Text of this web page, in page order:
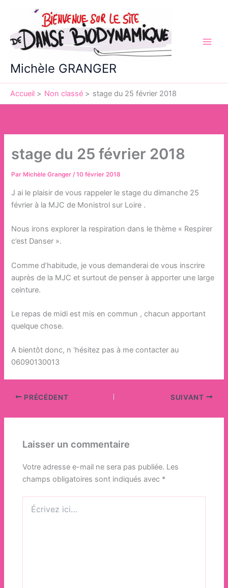
contenu
Michèle GRANGER
Accueil Non classé stage du 25 février 2018
stage du 25 février 2018
Par Michèle Granger/10 février 2018
J ai le plaisir de vous rappeler le stage du dimanche 25
février à la MJC de Monistrol sur Loire .
Nous irons explorer la respiration dans le thème « Respirer
c’est Danser ».
Comme d’habitude, je vous demanderai de vous inscrire
auprès de la MJC et surtout de penser à apporter une large
ceinture.
Le repas de midi est mis en commun , chacun apportant
quelque chose.
A bientôt donc, n ‘hésitez pas à me contacter au
06090130013
PRÉCÉDENT SUIVANT
Laisser un commentaire
Votre adresse e-mail ne sera pas publiée. Les
champs obligatoires sont indiqués avec *
ici…